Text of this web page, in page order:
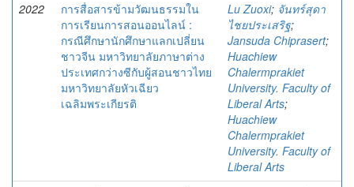
2022
การสื่อสารข้ามวัฒนธรรมใน
การเรียนการสอนออนไลน์ :
กรณีศึกษานักศึกษาแลกเปลี่ยน
ชาวจีน มหาวิทยาลัยภาษาต่าง
ประเทศกว่างซีกับผู้สอนชาวไทย
มหาวิทยาลัยหัวเฉียว
เฉลิมพระเกียรติ
Lu Zuoxi; จันทร์สุดา
ไชยประเสริฐ;
Jansuda Chiprasert;
Huachiew
Chalermprakiet
University. Faculty of
Liberal Arts;
Huachiew
Chalermprakiet
University. Faculty of
Liberal Arts